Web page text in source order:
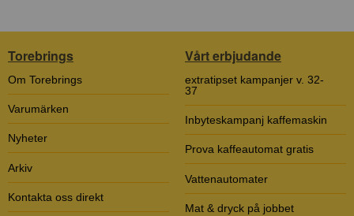
Torebrings
Om Torebrings
Varumärken
Nyheter
Arkiv
Kontakta oss direkt
Vårt erbjudande
extratipset kampanjer v. 32-
37
Inbyteskampanj kaffemaskin
Prova kaffeautomat gratis
Vattenautomater
Mat & dryck på jobbet